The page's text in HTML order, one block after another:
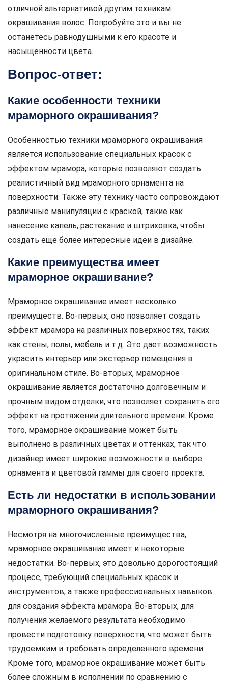
отличной альтернативой другим техникам
окрашивания волос. Попробуйте это и вы не
останетесь равнодушными к его красоте и
насыщенности цвета.
Вопрос-ответ:
Какие особенности техники
мраморного окрашивания?
Особенностью техники мраморного окрашивания
является использование специальных красок с
эффектом мрамора, которые позволяют создать
реалистичный вид мраморного орнамента на
поверхности. Также эту технику часто сопровождают
различные манипуляции с краской, такие как
нанесение капель, растекание и штриховка, чтобы
создать еще более интересные идеи в дизайне.
Какие преимущества имеет
мраморное окрашивание?
Мраморное окрашивание имеет несколько
преимуществ. Во-первых, оно позволяет создать
эффект мрамора на различных поверхностях, таких
как стены, полы, мебель и т.д. Это дает возможность
украсить интерьер или экстерьер помещения в
оригинальном стиле. Во-вторых, мраморное
окрашивание является достаточно долговечным и
прочным видом отделки, что позволяет сохранить его
эффект на протяжении длительного времени. Кроме
того, мраморное окрашивание может быть
выполнено в различных цветах и оттенках, так что
дизайнер имеет широкие возможности в выборе
орнамента и цветовой гаммы для своего проекта.
Есть ли недостатки в использовании
мраморного окрашивания?
Несмотря на многочисленные преимущества,
мраморное окрашивание имеет и некоторые
недостатки. Во-первых, это довольно дорогостоящий
процесс, требующий специальных красок и
инструментов, а также профессиональных навыков
для создания эффекта мрамора. Во-вторых, для
получения желаемого результата необходимо
провести подготовку поверхности, что может быть
трудоемким и требовать определенного времени.
Кроме того, мраморное окрашивание может быть
более сложным в исполнении по сравнению с